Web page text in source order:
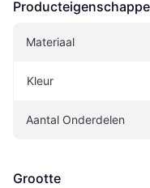
Materiaal
Kleur
Aantal Onderdelen
Grootte